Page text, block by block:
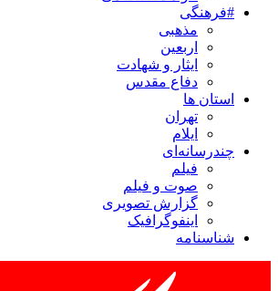
#فرهنگی
مذهبی
اربعین
ایثار و شهادت
دفاع مقدس
استان ها
تهران
ایلام
چندرسانه‌ای
فیلم
صوت و فیلم
گزارش تصویری
اینفوگرافیک
شناسنامه